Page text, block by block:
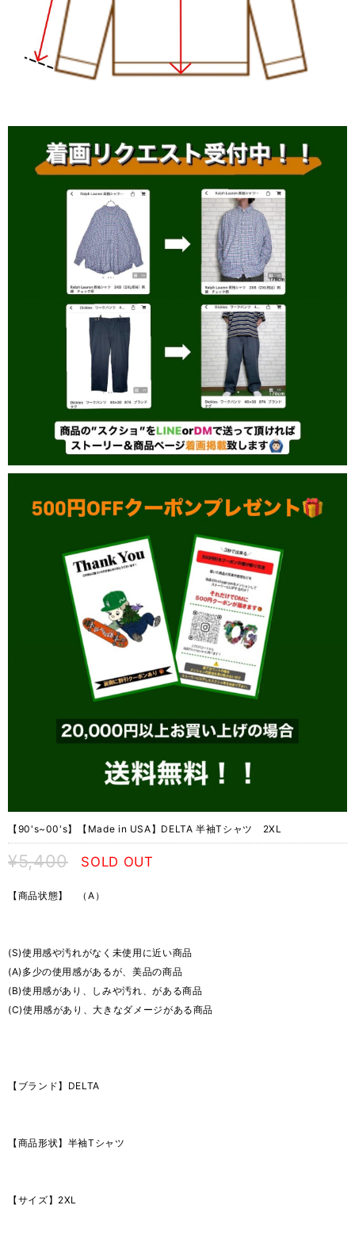
【90's~00's】【Made in USA】DELTA 半袖Tシャツ 2XL
¥5,400 SOLD OUT
【商品状態】 （A）
(S)使用感や汚れがなく未使用に近い商品
(A)多少の使用感があるが、美品の商品
(B)使用感があり、しみや汚れ、がある商品
(C)使用感があり、大きなダメージがある商品
【ブランド】DELTA
【商品形状】半袖Tシャツ
【サイズ】2XL